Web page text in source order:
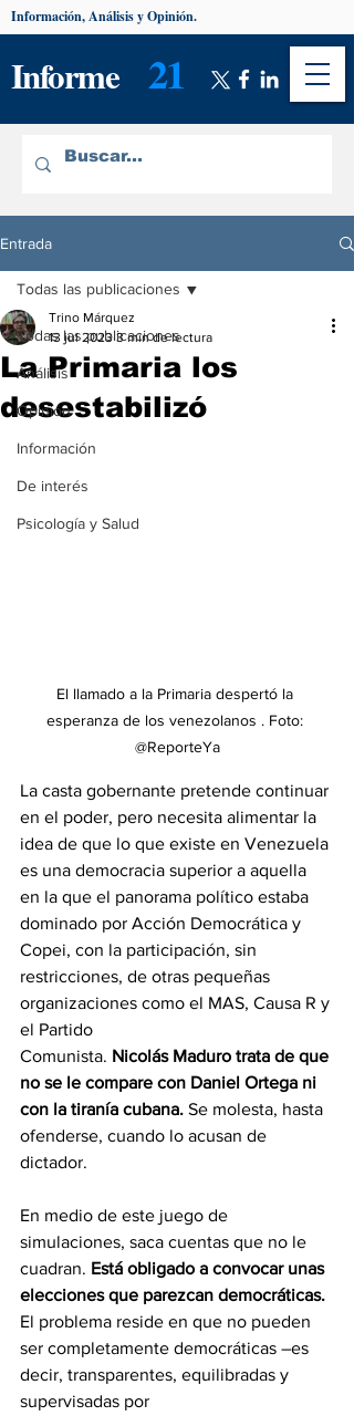
Informe 21
Información, Análisis y Opinión.
Entrada
Todas las publicaciones
Análisis
Opinión
Información
De interés
Psicología y Salud
Todas las publicaciones
La Primaria los
desestabilizó
Trino Márquez
13 jul 2023 3 min de lectura
El llamado a la Primaria despertó la
esperanza de los venezolanos . Foto:
@ReporteYa
La casta gobernante pretende continuar
en el poder, pero necesita alimentar la
idea de que lo que existe en Venezuela
es una democracia superior a aquella
en la que el panorama político estaba
dominado por Acción Democrática y
Copei, con la participación, sin
restricciones, de otras pequeñas
organizaciones como el MAS, Causa R y
el Partido
Comunista. Nicolás Maduro trata de que
no se le compare con Daniel Ortega ni
con la tiranía cubana. Se molesta, hasta
ofenderse, cuando lo acusan de
dictador.
En medio de este juego de
simulaciones, saca cuentas que no le
cuadran. Está obligado a convocar unas
elecciones que parezcan democráticas.
El problema reside en que no pueden
ser completamente democráticas –es
decir, transparentes, equilibradas y
supervisadas por